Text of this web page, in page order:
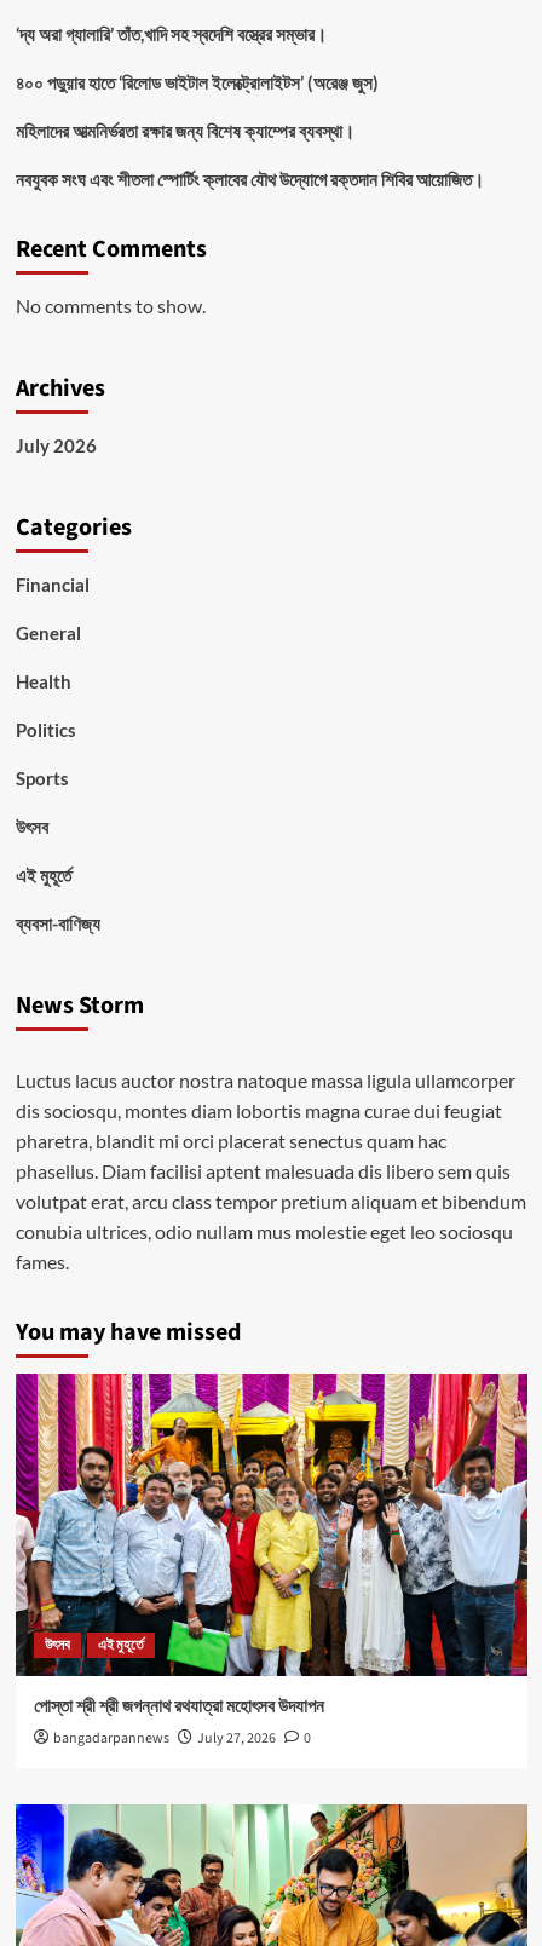
‘দ্য অরা গ্যালারি’ তাঁত,খাদি সহ স্বদেশি বস্ত্রের সম্ভার।
৪০০ পড়ুয়ার হাতে ‘রিলোড ভাইটাল ইলেক্ট্রোলাইটস’ (অরেঞ্জ জুস)
মহিলাদের আত্মনির্ভরতা রক্ষার জন্য বিশেষ ক্যাম্পের ব্যবস্থা।
নবযুবক সংঘ এবং শীতলা স্পোর্টিং ক্লাবের যৌথ উদ্যোগে রক্তদান শিবির আয়োজিত।
Recent Comments
No comments to show.
Archives
July 2026
Categories
Financial
General
Health
Politics
Sports
উৎসব
এই মুহূর্তে
ব্যবসা-বাণিজ্য
News Storm
Luctus lacus auctor nostra natoque massa ligula ullamcorper
dis sociosqu, montes diam lobortis magna curae dui feugiat
pharetra, blandit mi orci placerat senectus quam hac
phasellus. Diam facilisi aptent malesuada dis libero sem quis
volutpat erat, arcu class tempor pretium aliquam et bibendum
conubia ultrices, odio nullam mus molestie eget leo sociosqu
fames.
You may have missed
উৎসব এই মুহূর্তে
পোস্তা শ্রী শ্রী জগন্নাথ রথযাত্রা মহোৎসব উদযাপন
bangadarpannews July 27, 2026 0